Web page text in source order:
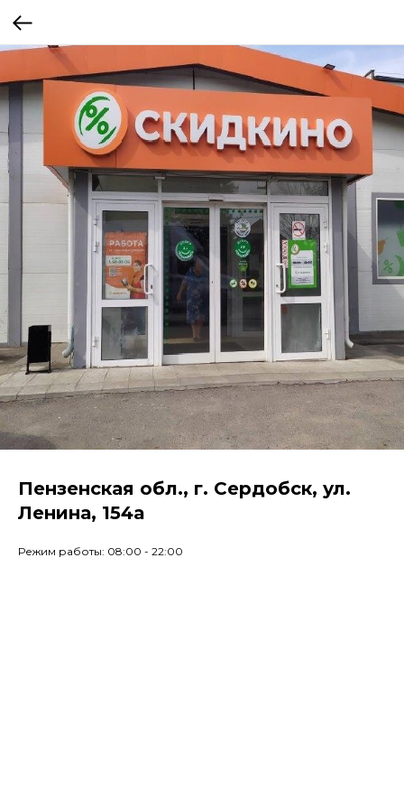
Пензенская обл., г. Сердобск, ул.
Ленина, 154а
Режим работы: 08:00 - 22:00